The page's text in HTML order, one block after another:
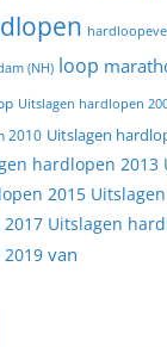
(NH) loop
Uitslagen hardlopen
2010 Uitslagen
hardlopen 2013
2015
Uitslagen
van